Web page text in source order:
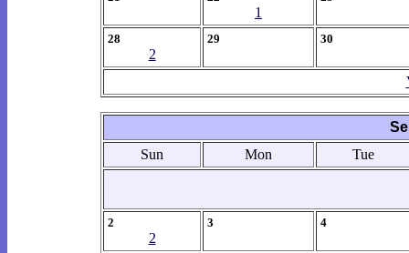
1
28
2
29 30
Sun
Mon Tue
2
2
3 4